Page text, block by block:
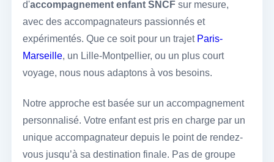
d'accompagnement enfant SNCFsur mesure,
avec des accompagnateurs passionnés et
expérimentés. Que ce soit pour un trajet Paris-
Marseille, un Lille-Montpellier, ou un plus court
voyage, nous nous adaptons à vos besoins.
Notre approche est basée sur un accompagnement
personnalisé. Votre enfant est pris en charge par un
unique accompagnateur depuis le point de rendez-
vous jusqu’à sa destination finale. Pas de groupe